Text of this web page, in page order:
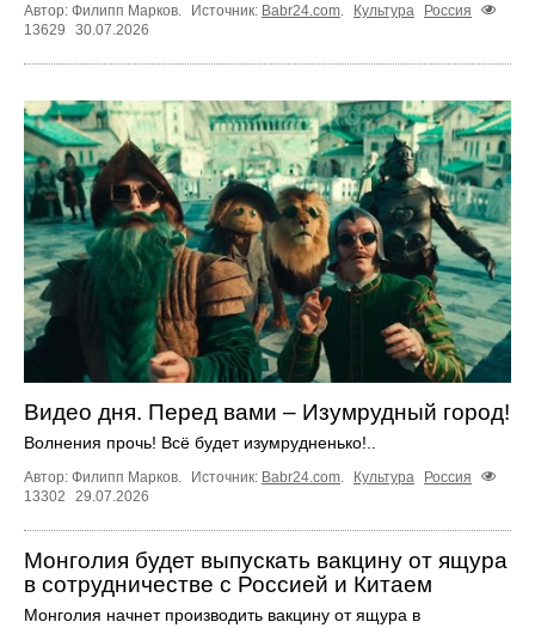
Автор: Филипп Марков. Источник: Babr24.com Культура
Россия
13629
30.07.2026
Видео дня. Перед вами – Изумрудный город!
Волнения прочь! Всё будет изумрудненько!..
Автор: Филипп Марков. Источник: Babr24.com. Культура
Россия
13302
29.07.2026
Монголия будет выпускать вакцину от ящура
в сотрудничестве с Россией и Китаем
Монголия начнет производить вакцину от ящура в